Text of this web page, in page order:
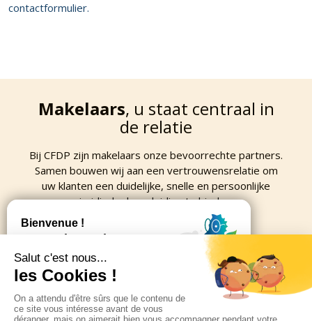
contactformulier.
Makelaars, u staat centraal in
de relatie
Bij CFDP zijn makelaars onze bevoorrechte partners.
Samen bouwen wij aan een vertrouwensrelatie om
uw klanten een duidelijke, snelle en persoonlijke
juridische begeleiding te bieden.
Contacteer ons